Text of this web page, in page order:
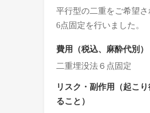
平行型の二重をご希望
6点固定を行いました。
費用（税込、麻酔代別）
二重埋没法６点固定
リスク・副作用（起こ
ること）